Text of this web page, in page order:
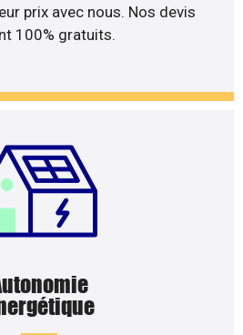
prix avec nous. Nos devis
100% gratuits.